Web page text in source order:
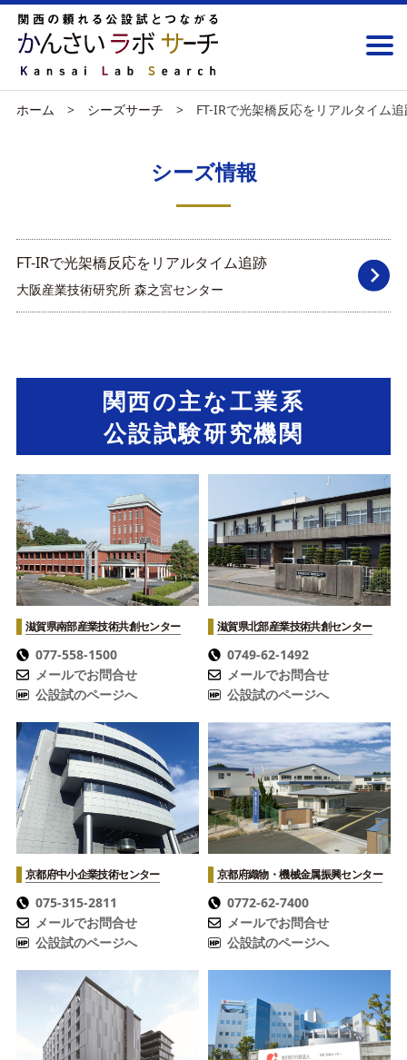
ホーム シーズサーチ FT-IRで光架橋反応をリアルタイム
シーズ情報
FT-IRで光架橋反応をリアルタイム追跡
大阪産業技術研究所 森之宮センター
関西の主な工業系
公設試験研究機関
滋賀県南部産業技術共創センター
077-558-1500
メールでお問合せ
公設試のページへ
滋賀県北部産業技術共創センター
0749-62-1492
メールでお問合せ
公設試のページへ
京都府中小企業技術センター
075-315-2811
メールでお問合せ
公設試のページへ
京都府織物・機械金属振興センター
0772-62-7400
メールでお問合せ
公設試のページへ